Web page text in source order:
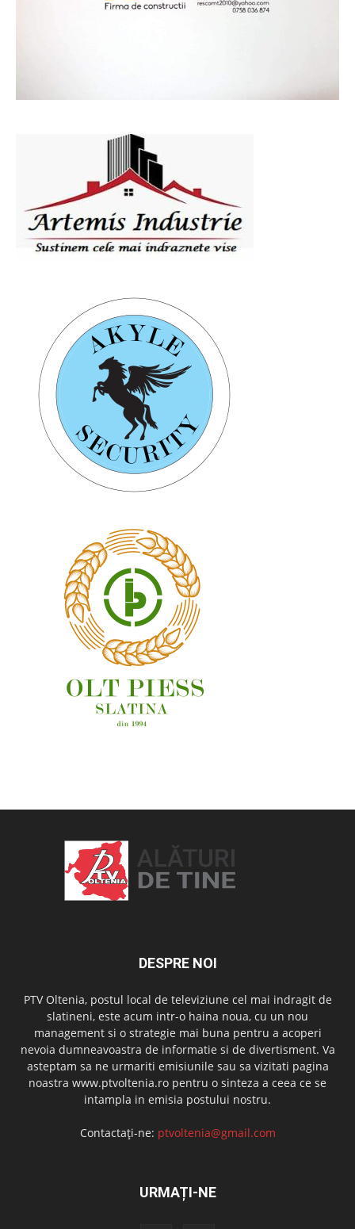
DESPRE NOI
PTV Oltenia, postul local de televiziune cel mai indragit de
slatineni, este acum intr-o haina noua, cu un nou
management si o strategie mai buna pentru a acoperi
nevoia dumneavoastra de informatie si de divertisment. Va
asteptam sa ne urmariti emisiunile sau sa vizitati pagina
noastra www.ptvoltenia.ro pentru o sinteza a ceea ce se
intampla in emisia postului nostru.
Contactați-ne: ptvoltenia@gmail.com
URMAȚI-NE